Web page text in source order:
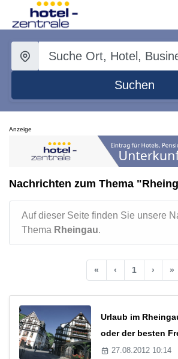
Suchen
Anzeige
Nachrichten zum Thema
Auf dieser Seite finden Sie unsere
Thema Rheingau.
« ‹ 1 › »
Urlaub im
oder der besten
27.08.2012 10:14